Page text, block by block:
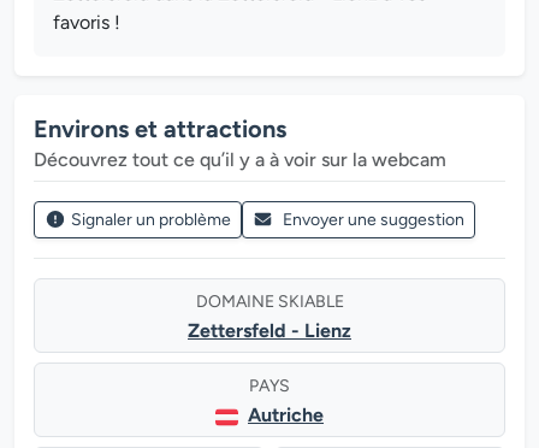
favoris !
Environs et attractions
Découvrez tout ce qu’il y a à voir sur la webcam
Signaler un problème Envoyer une suggestion
DOMAINE SKIABLE
Zettersfeld - Lienz
PAYS
Autriche